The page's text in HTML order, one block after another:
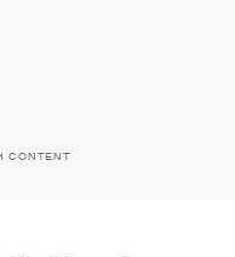
CONTENT